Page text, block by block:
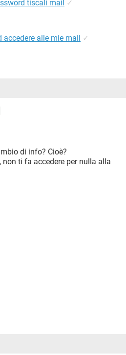
tiscali mail ✓
alle mie mail ✓
di info? Cioè?
ti fa accedere per nulla alla